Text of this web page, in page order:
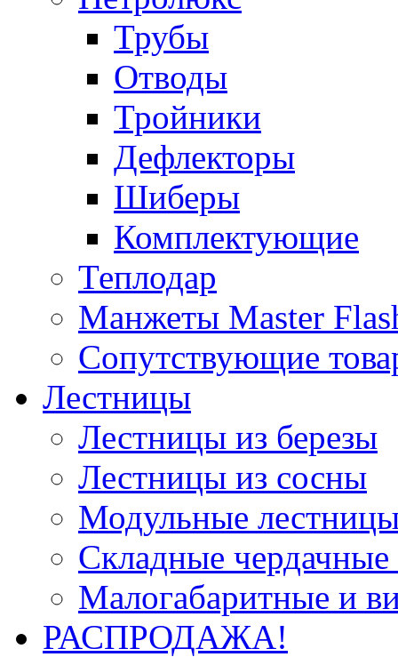
Трубы
Отводы
Тройники
Дефлекторы
Шиберы
Комплектующие
Теплодар
Манжеты Master
Сопутствующие
Лестницы
Лестницы из березы
Лестницы из сосны
Модульные
Складные
Малогабаритные и
РАСПРОДАЖА!